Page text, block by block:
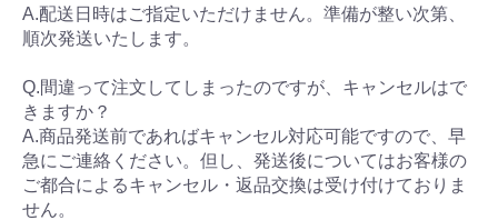
A.配送日時はご指定いただけません。準備が整い次第、
順次発送いたします。
Q.間違って注文してしまったのですが、キャンセルはで
きますか？
A.商品発送前であればキャンセル対応可能ですので、早
急にご連絡ください。但し、発送後についてはお客様の
ご都合によるキャンセル・返品交換は受け付けておりま
せん。